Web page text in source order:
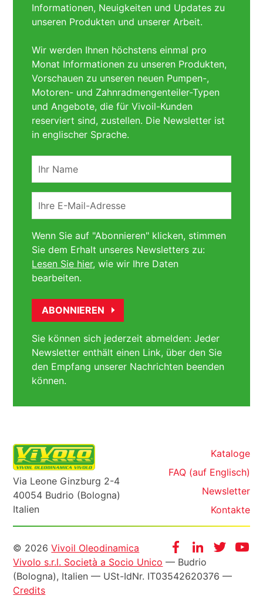
Informationen, Neuigkeiten und Updates zu
unseren Produkten und unserer Arbeit.
Wir werden Ihnen höchstens einmal pro
Monat Informationen zu unseren Produkten,
Vorschauen zu unseren neuen Pumpen-,
Motoren- und Zahnradmengenteiler-Typen
und Angebote, die für Vivoil-Kunden
reserviert sind, zustellen. Die Newsletter ist
in englischer Sprache.
Name
E-
Adresse
Wenn Sie auf "Abonnieren" klicken, stimmen
Sie dem Erhalt unseres Newsletters zu:
Lesen Sie hier, wie wir Ihre Daten
bearbeiten.
Sie können sich jederzeit abmelden: Jeder
Newsletter enthält einen Link, über den Sie
den Empfang unserer Nachrichten beenden
können.
Via Leone Ginzburg 2-4
40054 Budrio (Bologna)
Italien
Kataloge
FAQ (auf Englisch)
Newsletter
Kontakte
FacebookInstagram
Twitter
Informazioni
legali
© 2026Vivoil Oleodinamica
Vivolo s.r.l. Società a Socio Unico — Budrio
(Bologna), Italien — USt-IdNr. IT03542620376 —
Credits